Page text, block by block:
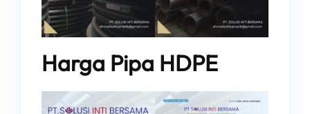
Harga Pipa HDPE